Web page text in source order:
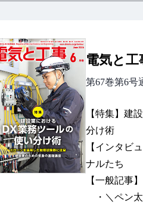
電気と工
第67巻第6号
【特集】建
分け術
【インタビ
ナルたち
【一般記事】
・＼ペン太